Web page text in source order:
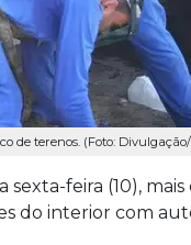
de terenos. (Foto:
feira (10),
do interior com